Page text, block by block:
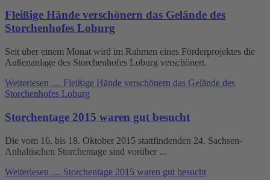
Fleißige Hände verschönern das Gelände des
Storchenhofes Loburg
Seit über einem Monat wird im Rahmen eines Förderprojektes die
Außenanlage des Storchenhofes Loburg verschönert.
Weiterlesen … Fleißige Hände verschönern das Gelände des
Storchenhofes Loburg
Storchentage 2015 waren gut besucht
Die vom 16. bis 18. Oktober 2015 stattfindenden 24. Sachsen-
Anhaltischen Storchentage sind vorüber ...
Weiterlesen … Storchentage 2015 waren gut besucht